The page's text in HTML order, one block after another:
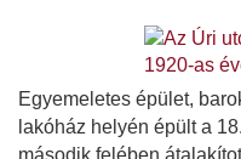
Egyemeletes épület,
lakóház helyén épült a
második felében